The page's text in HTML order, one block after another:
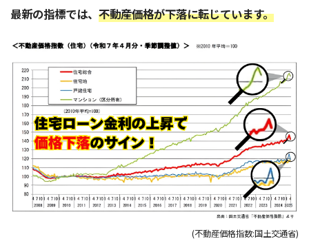
最新の指標では、 不動産価格が下落に転じています。
(不動産価格指数:国土交通省)